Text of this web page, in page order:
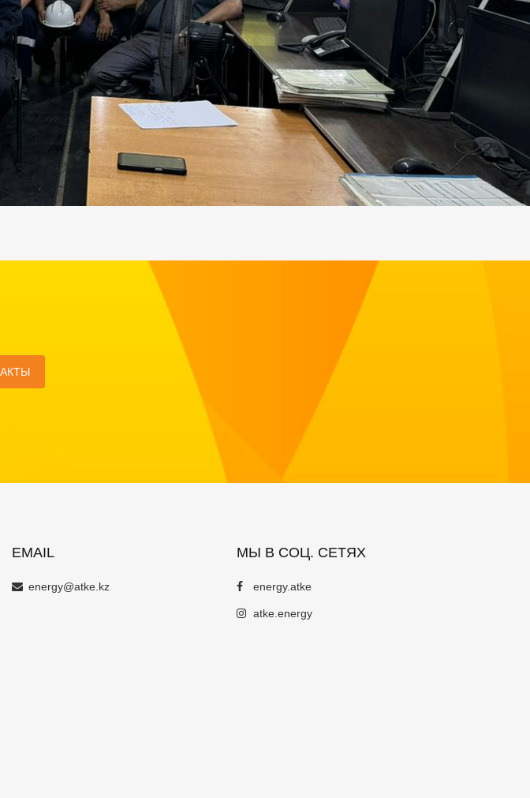
EMAIL
energy@atke.kz
МЫ В СОЦ. СЕТЯХ
energy.atke
atke.energy